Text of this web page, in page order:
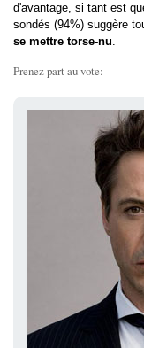
d'avantage, si tant est
sondés (94%) suggère
se mettre torse-nu.
Prenez part au vote: